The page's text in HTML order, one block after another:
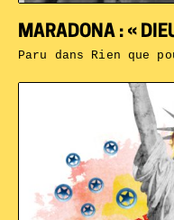
MARADONA : «
Paru dans Rien que